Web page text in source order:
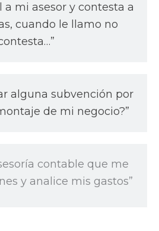
a mi asesor y contesta a
cuando le llamo no
alguna subvención por
de mi negocio?”
contable que me
y analice mis gastos”